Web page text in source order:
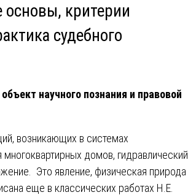
основы, критерии
судебного
научного познания и правовой
возникающих в системах
домов, гидравлический
Это явление, физическая природа
еще в классических работах Н.Е.